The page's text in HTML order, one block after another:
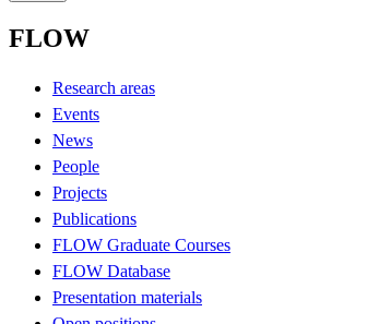
FLOW
Research areas
Events
News
People
Projects
Publications
FLOW Graduate Courses
FLOW Database
Presentation materials